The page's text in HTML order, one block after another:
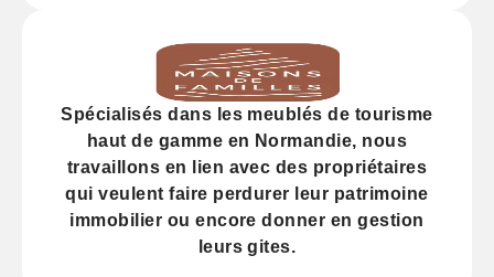
Spécialisés dans les meublés de tourisme
haut de gamme en Normandie, nous
travaillons en lien avec des propriétaires
qui veulent faire perdurer leur patrimoine
immobilier ou encore donner en gestion
leurs gites.